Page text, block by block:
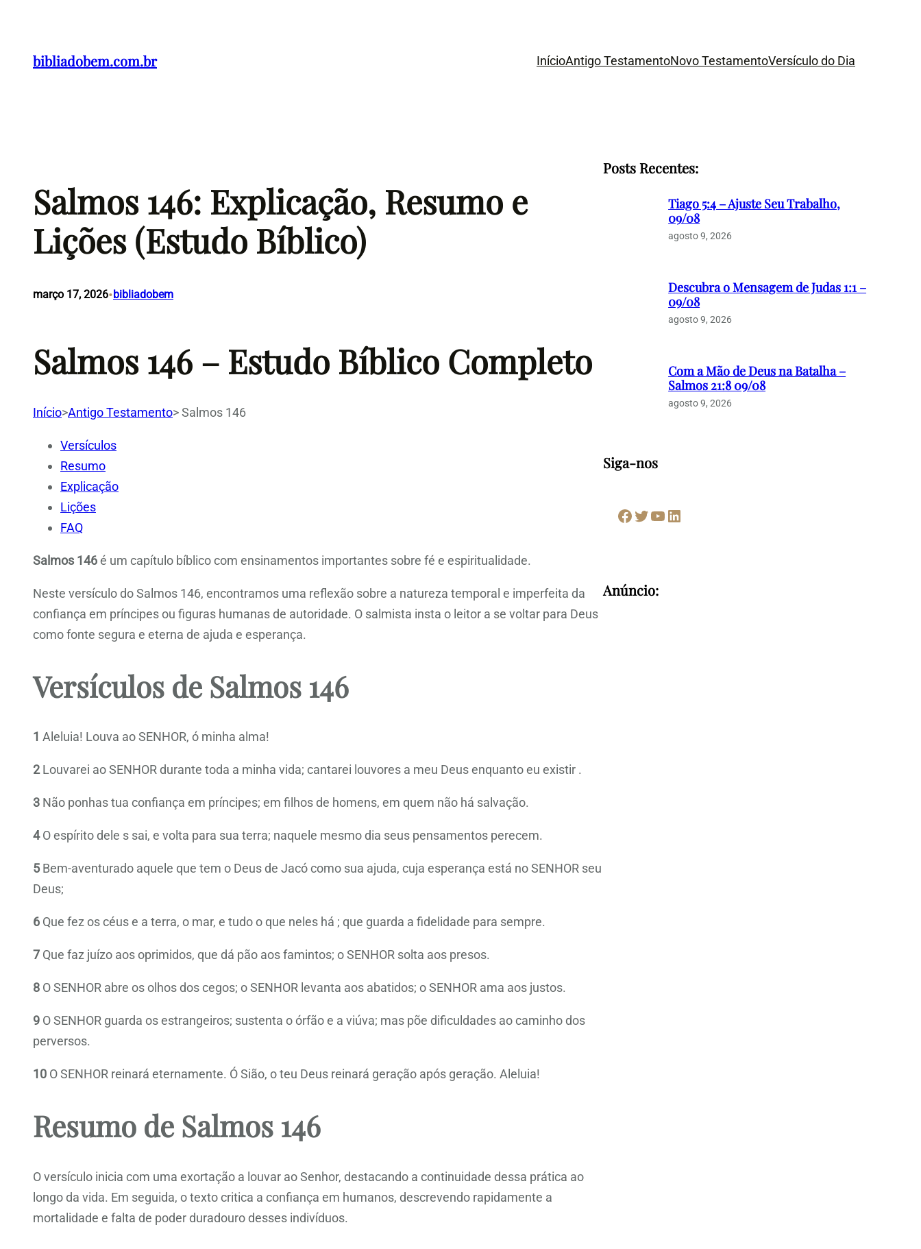
bibliadobem.com.br InícioAntigo TestamentoNovo TestamentoVersículo do Dia
Salmos 146: Explicação, Resumo e
Lições (Estudo Bíblico)
março 17, 2026• bibliadobem
Salmos 146 – Estudo Bíblico Completo
Início>Antigo Testamento>Salmos 146
Versículos
Resumo
Explicação
Lições
FAQ
Salmos 146é um capítulo bíblico com ensinamentos importantes sobre fé e espiritualidade.
Neste versículo do Salmos 146, encontramos uma reflexão sobre a natureza temporal e imperfeita da
confiança em príncipes ou figuras humanas de autoridade. O salmista insta o leitor a se voltar para Deus
como fonte segura e eterna de ajuda e esperança.
Versículos de Salmos 146
1 Aleluia! Louva ao SENHOR, ó minha alma!
2Louvarei ao SENHOR durante toda a minha vida; cantarei louvores a meu Deus enquanto eu existir .
3 Não ponhas tua confiança em príncipes; em filhos de homens, em quem não há salvação.
4O espírito dele s sai, e volta para sua terra; naquele mesmo dia seus pensamentos perecem.
5 Bem-aventurado aquele que tem o Deus de Jacó como sua ajuda, cuja esperança está no SENHOR seu
Deus;
6 Que fez os céus e a terra, o mar, e tudo o que neles há ; que guarda a fidelidade para sempre.
7 Que faz juízo aos oprimidos, que dá pão aos famintos; o SENHOR solta aos presos.
8 O SENHOR abre os olhos dos cegos; o SENHOR levanta aos abatidos; o SENHOR ama aos justos.
9 O SENHOR guarda os estrangeiros; sustenta o órfão e a viúva; mas põe dificuldades ao caminho dos
perversos.
10 O SENHOR reinará eternamente. Ó Sião, o teu Deus reinará geração após geração. Aleluia!
Resumo de Salmos 146
O versículo inicia com uma exortação a louvar ao Senhor, destacando a continuidade dessa prática ao
longo da vida. Em seguida, o texto critica a confiança em humanos, descrevendo rapidamente a
mortalidade e falta de poder duradouro desses indivíduos.
Posts Recentes:
Tiago 5:4 – Ajuste Seu Trabalho,
09/08
agosto 9, 2026
Descubra o Mensagem de Judas 1:1 –
09/08
agosto 9, 2026
Com a Mão de Deus na Batalha –
Salmos 21:8 09/08
agosto 9, 2026
Siga-nos
Facebook Twitter Youtube LinkedIn
Anúncio: